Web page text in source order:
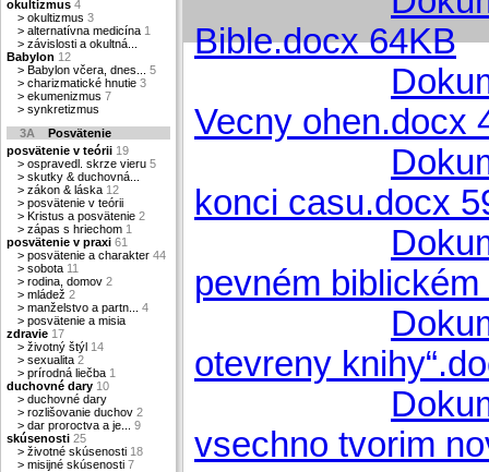
okultizmus 4
> okultizmus 3
> alternatívna medicína 1
> závislosti a okultná...
Babylon 12
> Babylon včera, dnes...
5
> charizmatické hnutie 3
> ekumenizmus 7
> synkretizmus
3A Posvätenie
posvätenie v teórii 19
> ospravedl. skrze vieru 5
> skutky & duchovná...
> zákon & láska 12
> posvätenie v teórii
> Kristus a posvätenie 2
> zápas s hriechom 1
posvätenie v praxi 61
> posvätenie a charakter 44
> sobota 11
> rodina, domov 2
> mládež 2
> manželstvo a partn...
4
> posvätenie a misia
zdravie 17
> životný štýl 14
> sexualita 2
> prírodná liečba 1
duchovné dary 10
> duchovné dary
> rozlišovanie duchov 2
> dar proroctva a je...
9
skúsenosti 25
> životné skúsenosti 18
> misijné skúsenosti 7
Bible.docx 64KB
Vecny ohen.docx
konci casu.docx
pevném
otevreny
vsechno tvorim